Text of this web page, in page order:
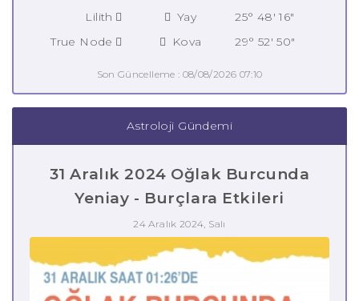
Lilith
Yay
25° 48' 16"
True Node
Kova 29° 52' 50"
Son Güncelleme : 08/08/2026 07:10
Astroloji Gündemi
31 Aralık 2024 Oğlak Burcunda
Yeniay - Burçlara Etkileri
24 Aralık 2024, Salı